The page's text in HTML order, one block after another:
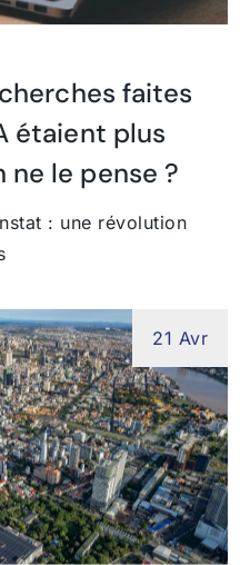
faites
étaient plus
ne le pense ?
: une révolution
21 Avr